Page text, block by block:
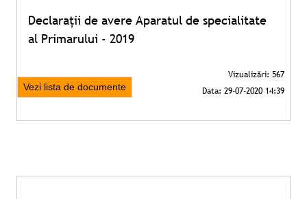
Declarații de avere Aparatul de specialitate
al Primarului - 2019
Vezi lista de documente